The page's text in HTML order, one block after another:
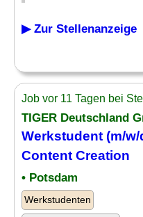
▶ Zur Stellenanzeige
Job vor 11 Tagen bei
TIGER Deutschland
Werkstudent (m/
Content Creation
• Potsdam
Werkstudenten